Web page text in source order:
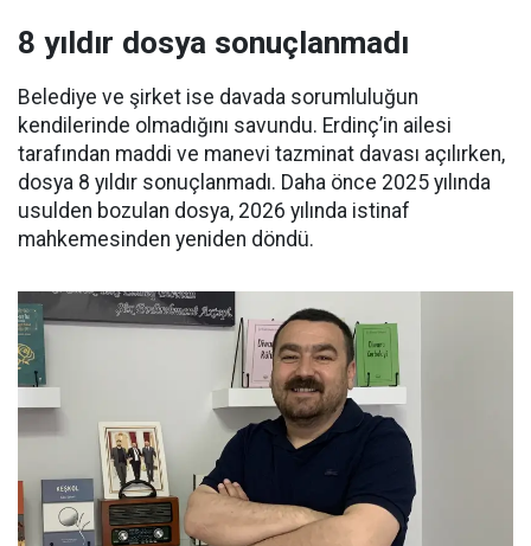
8 yıldır dosya sonuçlanmadı
Belediye ve şirket ise davada sorumluluğun
kendilerinde olmadığını savundu. Erdinç’in ailesi
tarafından maddi ve manevi tazminat davası açılırken,
dosya 8 yıldır sonuçlanmadı. Daha önce 2025 yılında
usulden bozulan dosya, 2026 yılında istinaf
mahkemesinden yeniden döndü.